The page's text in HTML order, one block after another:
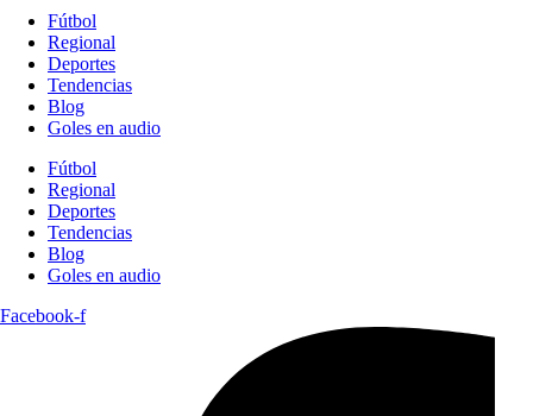
Fútbol
Regional
Deportes
Tendencias
Blog
Goles en audio
Fútbol
Regional
Deportes
Tendencias
Blog
Goles en audio
Facebook-f